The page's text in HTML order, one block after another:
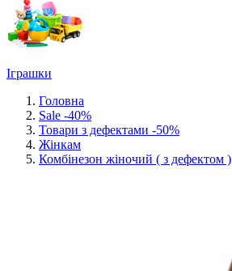
Іграшки
Головна
Sale -40%
Товари з дефектами -50%
Жінкам
Комбінезон жіночий ( з дефектом )